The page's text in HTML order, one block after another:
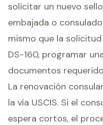
solicitar un nuevo
embajada o
mismo que la
DS-160, programar
documentos
La renovación
la vía USCIS. Si el
espera cortos, el